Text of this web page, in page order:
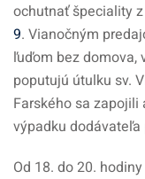
ochutnať špeciality
9. Vianočným
ľuďom bez domova,
poputujú útulku sv.
Farského sa zapojili
výpadku
Od 18. do 20.